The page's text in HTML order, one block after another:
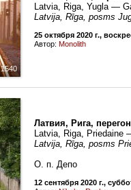
1540
Latvia, Riga, Yugla —
Latvija, Rīga, posms
25 октября 2020 г.,
Автор: Monolith
Латвия, Рига,
Latvia, Riga, Priedaine
Latvija, Rīga, posms
О. п. Депо
12 сентября 2020 г.,